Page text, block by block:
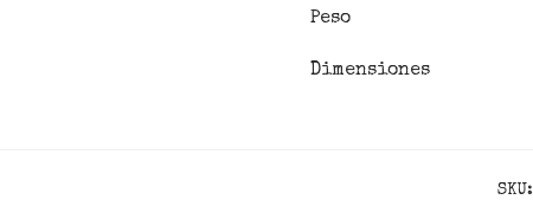
Peso
Dimensiones
SKU: